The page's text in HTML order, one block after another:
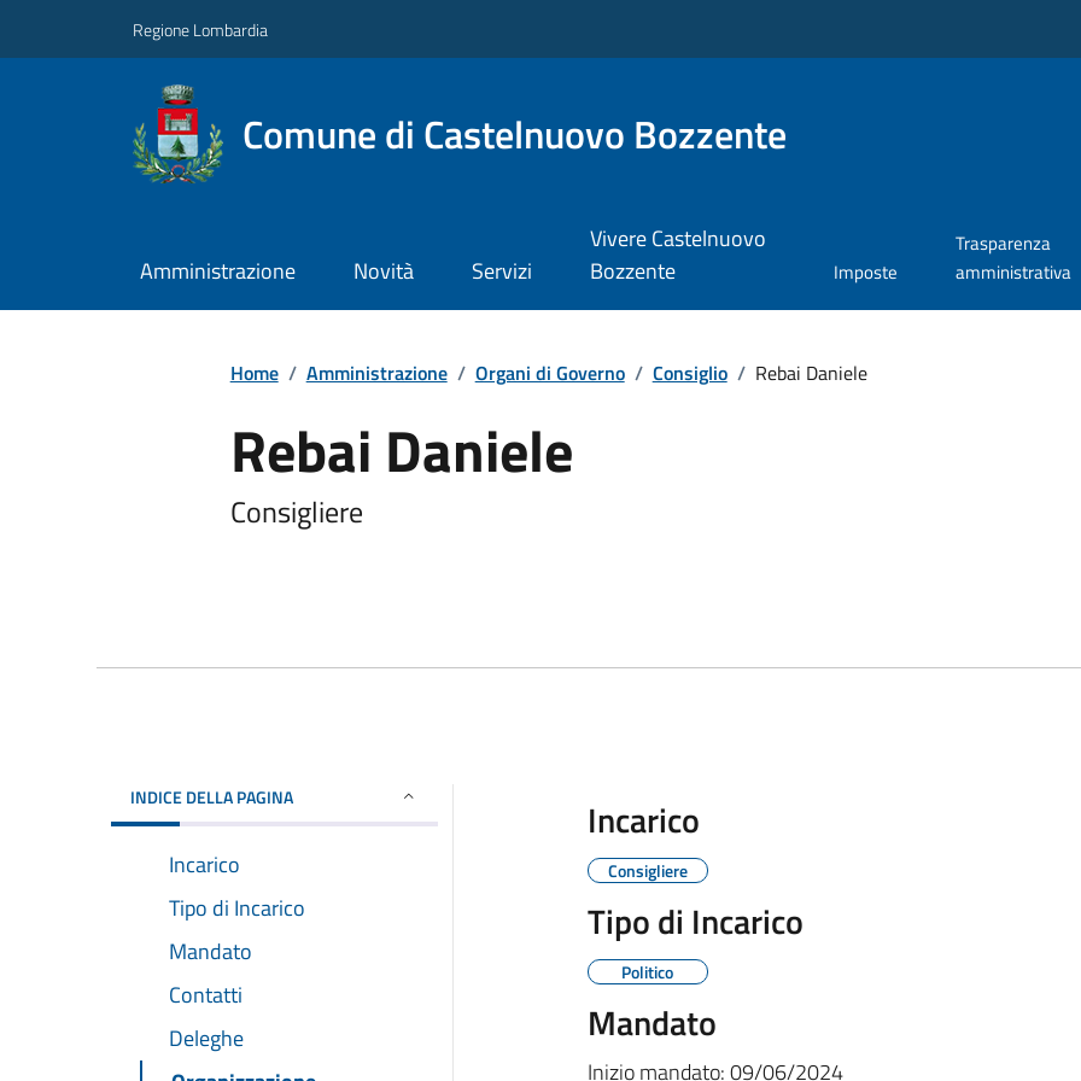
Regione Lombardia
Comune di Castelnuovo Bozzente
Amministrazione Novità Servizi
Vivere Castelnuovo
Bozzente
Imposte
Trasparenza
amministrativa
Home / Amministrazione / Organi di Governo / Consiglio / Rebai Daniele
Rebai Daniele
Consigliere
INDICE DELLA PAGINA
Incarico
Tipo di Incarico
Mandato
Contatti
Deleghe
Incarico
Consigliere
Tipo di Incarico
Politico
Mandato
Inizio mandato:09/06/2024